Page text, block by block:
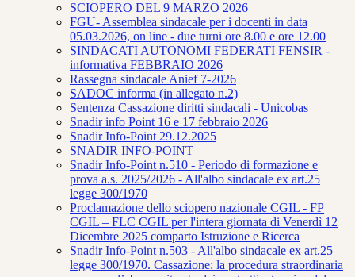
SCIOPERO DEL 9 MARZO 2026
FGU- Assemblea sindacale per i docenti in data
05.03.2026, on line - due turni ore 8.00 e ore 12.00
SINDACATI AUTONOMI FEDERATI FENSIR -
informativa FEBBRAIO 2026
Rassegna sindacale Anief 7-2026
SADOC informa (in allegato n.2)
Sentenza Cassazione diritti sindacali - Unicobas
Snadir info Point 16 e 17 febbraio 2026
Snadir Info-Point 29.12.2025
SNADIR INFO-POINT
Snadir Info-Point n.510 - Periodo di formazione e
prova a.s. 2025/2026 - All'albo sindacale ex art.25
legge 300/1970
Proclamazione dello sciopero nazionale CGIL - FP
CGIL – FLC CGIL per l'intera giornata di Venerdì 12
Dicembre 2025 comparto Istruzione e Ricerca
Snadir Info-Point n.503 - All'albo sindacale ex art.25
legge 300/1970. Cassazione: la procedura straordinaria